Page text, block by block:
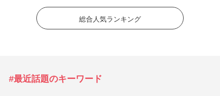
総合人気ランキング
#最近話題のキーワード